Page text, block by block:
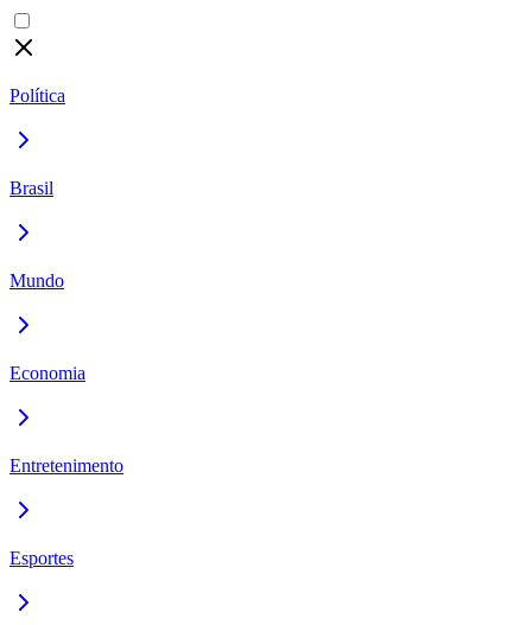
Política
Brasil
Mundo
Economia
Entretenimento
Esportes